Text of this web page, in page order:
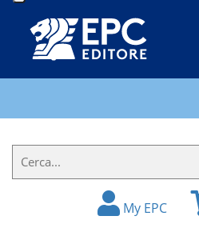
LIBRI
IL
FORMATORE
My EPC